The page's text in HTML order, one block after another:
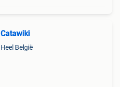
Catawiki
Heel België